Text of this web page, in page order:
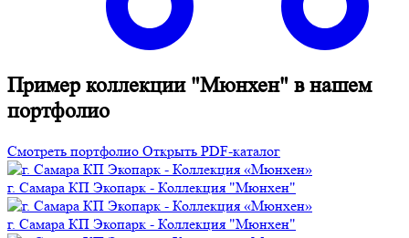
Пример коллекции "Мюнхен" в нашем
портфолио
Смотреть портфолио Открыть PDF-каталог
г. Самара КП Экопарк - Коллекция "Мюнхен"
г. Самара КП Экопарк - Коллекция "Мюнхен"